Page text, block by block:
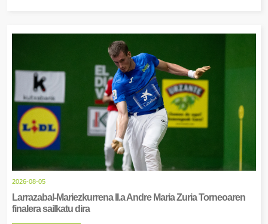
2026-08-05
Larrazabal-Mariezkurrena II.a Andre Maria Zuria Torneoaren
finalera sailkatu dira